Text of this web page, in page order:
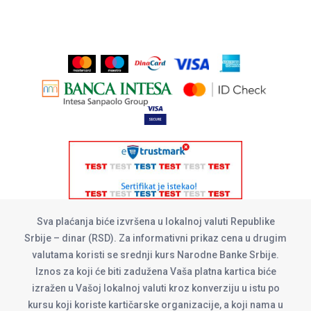
Sva plaćanja biće izvršena u lokalnoj valuti Republike
Srbije – dinar (RSD). Za informativni prikaz cena u drugim
valutama koristi se srednji kurs Narodne Banke Srbije.
Iznos za koji će biti zadužena Vaša platna kartica biće
izražen u Vašoj lokalnoj valuti kroz konverziju u istu po
kursu koji koriste kartičarske organizacije, a koji nama u